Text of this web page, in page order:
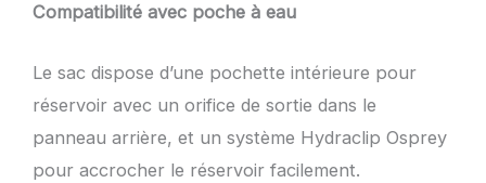
Compatibilité avec poche à eau
Le sac dispose d’une pochette intérieure pour
réservoir avec un orifice de sortie dans le
panneau arrière, et un système Hydraclip Osprey
pour accrocher le réservoir facilement.